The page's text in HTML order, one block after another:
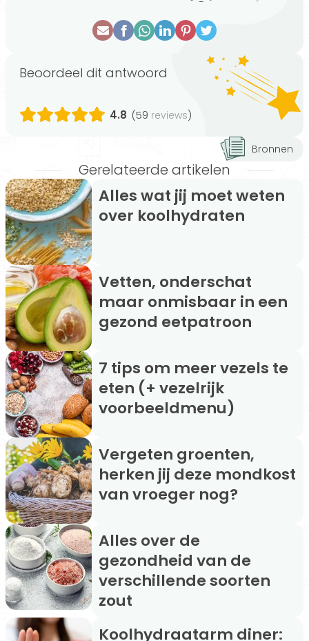
Beoordeel dit antwoord
4.8 (59 reviews)
Bronnen
Gerelateerde artikelen
Alles wat jij moet weten
over koolhydraten
Vetten, onderschat
maar onmisbaar in een
gezond eetpatroon
7 tips om meer vezels te
eten (+ vezelrijk
voorbeeldmenu)
Vergeten groenten,
herken jij deze mondkost
van vroeger nog?
Alles over de
gezondheid van de
verschillende soorten
zout
Koolhydraatarm diner: